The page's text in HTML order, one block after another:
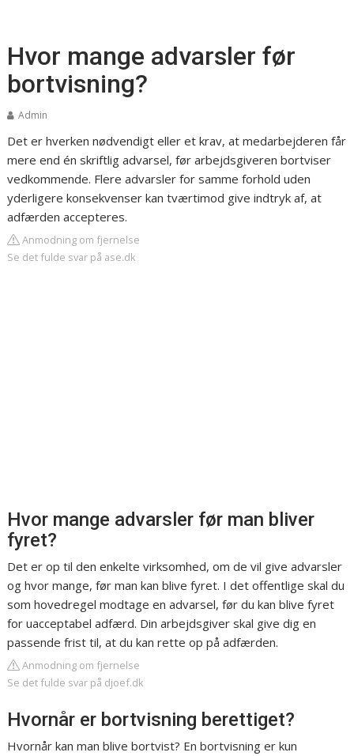
Hvor mange advarsler før
bortvisning?
Admin
Det er hverken nødvendigt eller et krav, at medarbejderen får
mere end én skriftlig advarsel, før arbejdsgiveren bortviser
vedkommende. Flere advarsler for samme forhold uden
yderligere konsekvenser kan tværtimod give indtryk af, at
adfærden accepteres.
Anmodning om fjernelse
Se det fulde svar på ase.dk
Hvor mange advarsler før man bliver
fyret?
Det er op til den enkelte virksomhed, om de vil give advarsler
og hvor mange, før man kan blive fyret. I det offentlige skal du
som hovedregel modtage en advarsel, før du kan blive fyret
for uacceptabel adfærd. Din arbejdsgiver skal give dig en
passende frist til, at du kan rette op på adfærden.
Anmodning om fjernelse
Se det fulde svar på djoef.dk
Hvornår er bortvisning berettiget?
Hvornår kan man blive bortvist? En bortvisning er kun